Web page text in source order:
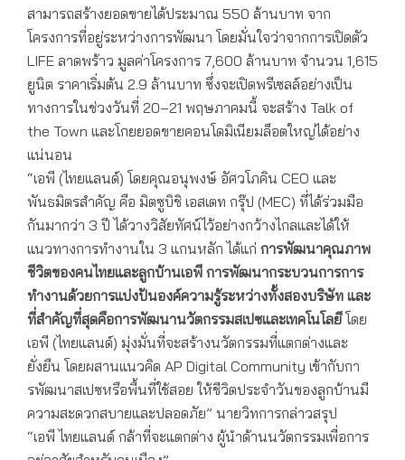
สามารถสร้างยอดขายได้ประมาณ 550 ล้านบาท จาก
โครงการที่อยู่ระหว่างการพัฒนา โดยมั่นใจว่าจากการเปิดตัว
LIFE ลาดพร้าว มูลค่าโครงการ 7,600 ล้านบาท จำนวน 1,615
ยูนิต ราคาเริ่มต้น 2.9 ล้านบาท ซึ่งจะเปิดพรีเซลล์อย่างเป็น
ทางการในช่วงวันที่ 20–21 พฤษภาคมนี้ จะสร้าง Talk of
the Town และโกยยอดขายคอนโดมิเนียมล็อตใหญ่ได้อย่าง
แน่นอน
“เอพี (ไทยแลนด์) โดยคุณอนุพงษ์ อัศวโภคิน CEO และ
พันธมิตรสำคัญ คือ มิตซูบิชิ เอสเตท กรุ๊ป (MEC) ที่ได้ร่วมมือ
กันมากว่า 3 ปี ได้วางวิสัยทัศน์ไว้อย่างกว้างไกลและได้ให้
แนวทางการทำงานใน 3 แกนหลัก ได้แก่ การพัฒนาคุณภาพ
ชีวิตของคนไทยและลูกบ้านเอพี การพัฒนากระบวนการการ
ทำงานด้วยการแบ่งปันองค์ความรู้ระหว่างทั้งสองบริษัท และ
ที่สำคัญที่สุดคือการพัฒนานวัตกรรมสเปซและเทคโนโลยีโดย
เอพี (ไทยแลนด์) มุ่งมั่นที่จะสร้างนวัตกรรมที่แตกต่างและ
ยั่งยืน โดยผสานแนวคิด AP Digital Community เข้ากับกา
รพัฒนาสเปซหรือพื้นที่ใช้สอย ให้ชีวิตประจำวันของลูกบ้านมี
ความสะดวกสบายและปลอดภัย” นายวิทการกล่าวสรุป
“เอพี ไทยแลนด์ กล้าที่จะแตกต่าง ผู้นำด้านนวัตกรรมเพื่อการ